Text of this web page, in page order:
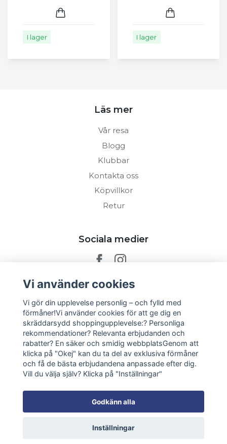
I lager I lager
Läs mer
Vår resa
Blogg
Klubbar
Kontakta oss
Köpvillkor
Retur
Sociala medier
Prenumerera på vårt nyhetsbrev
Prenumerera
© 2026 Soak AB
Vi använder cookies
Vi gör din upplevelse personlig – och fylld med
förmåner!Vi använder cookies för att ge dig en
skräddarsydd shoppingupplevelse:? Personliga
rekommendationer? Relevanta erbjudanden och
rabatter? En säker och smidig webbplatsGenom att
klicka på "Okej" kan du ta del av exklusiva förmåner
och få de bästa erbjudandena anpassade efter dig.
Vill du välja själv? Klicka på "Inställningar"
Godkänn alla
Inställningar